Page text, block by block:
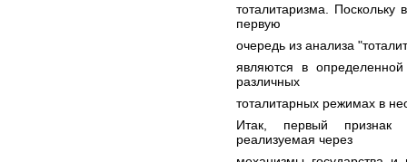
тоталитаризма.
первую
очередь из анализа
являются в
различных
тоталитарных режимах в
Итак, первый признак
реализуемая через